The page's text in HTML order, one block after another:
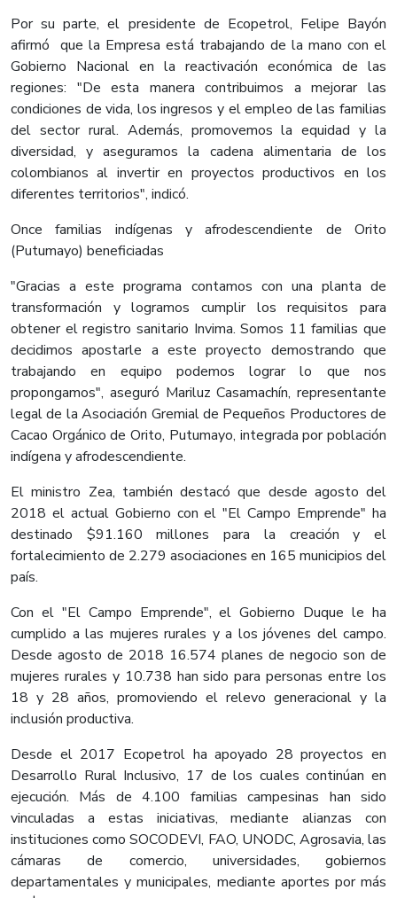
Por su parte, el presidente de Ecopetrol, Felipe Bayón
afirmó que la Empresa está trabajando de la mano con el
Gobierno Nacional en la reactivación económica de las
regiones: "De esta manera contribuimos a mejorar las
condiciones de vida, los ingresos y el empleo de las familias
del sector rural. Además, promovemos la equidad y la
diversidad, y aseguramos la cadena alimentaria de los
colombianos al invertir en proyectos productivos en los
diferentes territorios", indicó.
Once familias indígenas y afrodescendiente de Orito
(Putumayo) beneficiadas
"Gracias a este programa contamos con una planta de
transformación y logramos cumplir los requisitos para
obtener el registro sanitario Invima. Somos 11 familias que
decidimos apostarle a este proyecto demostrando que
trabajando en equipo podemos lograr lo que nos
propongamos", aseguró Mariluz Casamachín, representante
legal de la Asociación Gremial de Pequeños Productores de
Cacao Orgánico de Orito, Putumayo, integrada por población
indígena y afrodescendiente.
El ministro Zea, también destacó que desde agosto del
2018 el actual Gobierno con el "El Campo Emprende" ha
destinado $91.160 millones para la creación y el
fortalecimiento de 2.279 asociaciones en 165 municipios del
país.
Con el "El Campo Emprende", el Gobierno Duque le ha
cumplido a las mujeres rurales y a los jóvenes del campo.
Desde agosto de 2018 16.574 planes de negocio son de
mujeres rurales y 10.738 han sido para personas entre los
18 y 28 años, promoviendo el relevo generacional y la
inclusión productiva.
Desde el 2017 Ecopetrol ha apoyado 28 proyectos en
Desarrollo Rural Inclusivo, 17 de los cuales continúan en
ejecución. Más de 4.100 familias campesinas han sido
vinculadas a estas iniciativas, mediante alianzas con
instituciones como SOCODEVI, FAO, UNODC, Agrosavia, las
cámaras de comercio, universidades, gobiernos
departamentales y municipales, mediante aportes por más